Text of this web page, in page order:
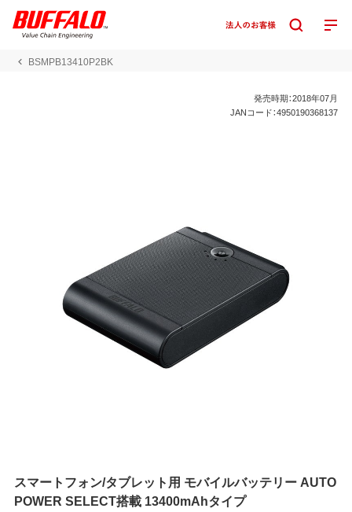
BSMPB13410P2BK
発売時期：2018年07月
JANコード：4950190368137
スマートフォン/タブレット用 モバイルバッテリー AUTO
POWER SELECT搭載 13400mAhタイプ